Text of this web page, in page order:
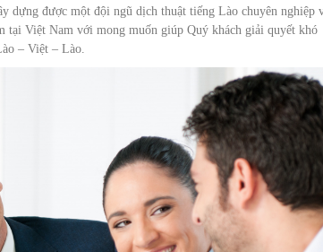
dựng được một đội ngũ dịch thuật tiếng Lào chuyên nghiệp
tại Việt Nam với mong muốn giúp Quý khách giải quyết khó
– Việt – Lào.